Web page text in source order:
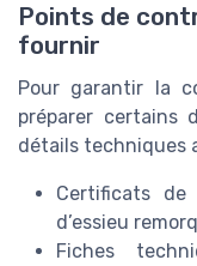
Points de
fournir
Pour garantir la
préparer certains
détails techniques
Certificats de
d’essieu
Fiches